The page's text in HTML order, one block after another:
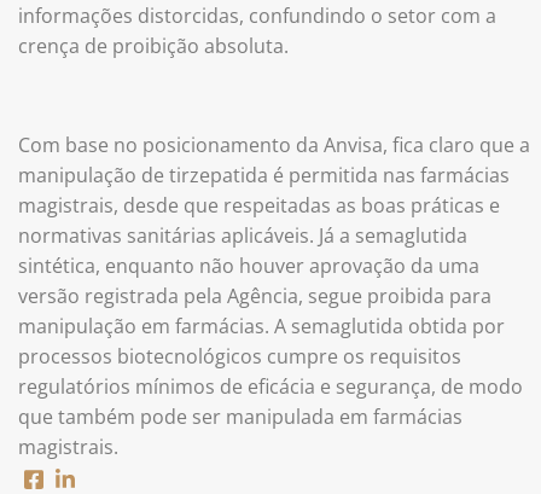
informações distorcidas, confundindo o setor com a
crença de proibição absoluta.
Com base no posicionamento da Anvisa, fica claro que a
manipulação de tirzepatida é permitida nas farmácias
magistrais, desde que respeitadas as boas práticas e
normativas sanitárias aplicáveis. Já a semaglutida
sintética, enquanto não houver aprovação da uma
versão registrada pela Agência, segue proibida para
manipulação em farmácias. A semaglutida obtida por
processos biotecnológicos cumpre os requisitos
regulatórios mínimos de eficácia e segurança, de modo
que também pode ser manipulada em farmácias
magistrais.